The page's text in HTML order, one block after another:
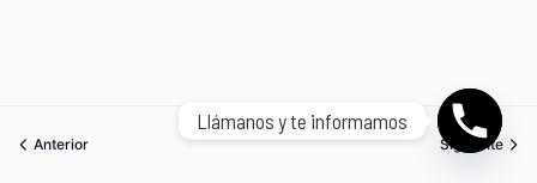
Anterior Siguiente
Llámanos y te informamos